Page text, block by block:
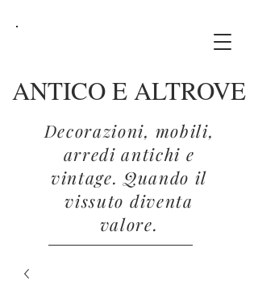
ANTICO E ALTROVE
Decorazioni, mobili,
arredi antichi e
vintage. Quando il
vissuto diventa
valore.